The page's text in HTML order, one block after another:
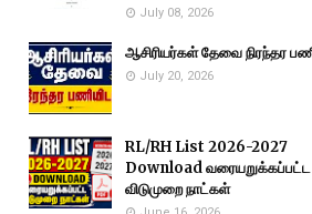
July 08, 2026
ஆசிரியர்கள் தேவை நிரந்தர
July 20, 2026
RL/RH List 2026-2027
Download வரையறுக்கப்பட்ட
விடுமுறை நாட்கள்